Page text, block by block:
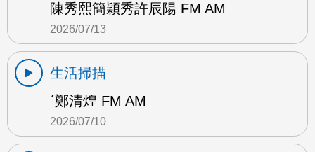
陳秀熙簡穎秀許辰陽 FM AM
2026/07/13
生活掃描
ˊ鄭清煌 FM AM
2026/07/10